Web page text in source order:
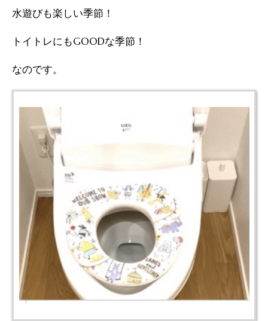
水遊びも楽しい季節！
トイトレにもGOODな季節！
なのです。